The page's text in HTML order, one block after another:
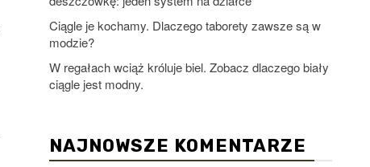
Ciągle je kochamy. Dlaczego taborety zawsze są w
modzie?
W regałach wciąż króluje biel. Zobacz dlaczego biały
ciągle jest modny.
NAJNOWSZE KOMENTARZE